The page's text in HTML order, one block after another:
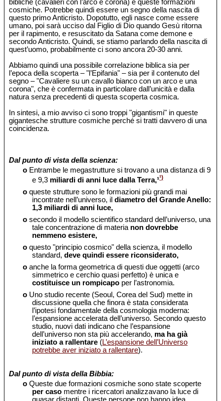
bibliche (cavalieri con l’arco e corona) e queste formazioni
cosmiche. Potrebbe quindi essere un segno della nascita di
questo primo Anticristo. Dopotutto, egli nasce come essere
umano, poi sarà ucciso dal Figlio di Dio quando Gesù ritorna
per il rapimento, e resuscitato da Satana come demone e
secondo Anticristo. Quindi, se stiamo parlando della nascita di
quest’uomo, probabilmente ci sono ancora 20-30 anni.
Abbiamo quindi una possibile correlazione biblica sia per
l’epoca della scoperta – "l’Epifania" – sia per il contenuto del
segno – "Cavaliere su un cavallo bianco con un arco e una
corona", che è confermata in particolare dall’unicità e dalla
natura senza precedenti di questa scoperta cosmica.
In sintesi, a mio avviso ci sono troppi "gigantismi" in queste
gigantesche strutture cosmiche perché si tratti davvero di una
coincidenza.
Dal punto di vista della scienza:
o Entrambe le megastrutture si trovano a una distanza di 9
e 9,3 miliardi di anni luce dalla Terra,¹¹)
o queste strutture sono le formazioni più grandi mai
incontrate nell’universo, ildiametro del Grande Anello:
1,3 miliardi di anni luce,
o secondo il modello scientifico standard dell’universo, una
tale concentrazione di materia non dovrebbe
nemmeno esistere,
o questo "principio cosmico" della scienza, il modello
standard,deve quindi essere riconsiderato,
o anche la forma geometrica di questi due oggetti (arco
simmetrico e cerchio quasi perfetto) è unica e
costituisce un rompicapo per l’astronomia.
o Uno studio recente (Seoul, Corea del Sud) mette in
discussione quella che finora è stata considerata
l’ipotesi fondamentale della cosmologia moderna:
l’espansione accelerata dell’universo. Secondo questo
studio, nuovi dati indicano che l’espansione
dell’universo non sta più accelerando, ma ha già
iniziato a rallentare (L’espansione dell’Universo
potrebbe aver iniziato a rallentare).
Dal punto di vista della Bibbia:
o Queste due formazioni cosmiche sono state scoperte
per caso mentre i ricercatori analizzavano la luce di